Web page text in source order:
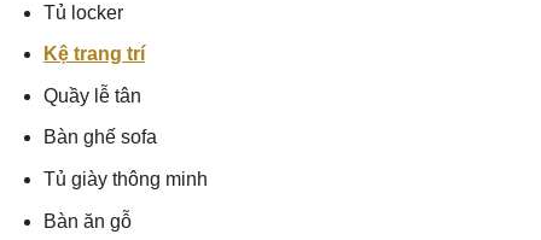
Tủ locker
Kệ trang trí
Quầy lễ tân
Bàn ghế sofa
Tủ giày thông minh
Bàn ăn gỗ